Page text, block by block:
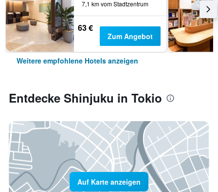
7,1 km vom Stadtzentrum
63 €
Zum Angebot
Weitere empfohlene Hotels anzeigen
Entdecke Shinjuku in Tokio
Auf Karte anzeigen